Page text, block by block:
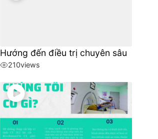
Hướng đến điều trị chuyên sâu
210views